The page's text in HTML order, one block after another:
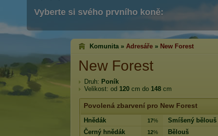
Vyberte si svého prvního koně:
Komunita » Adresáře » New Forest
New Forest
Druh: Poník
Velikost: od 120 cm do 148 cm
Povolená zbarvení pro New Forest
Hnědák 17%
Smíšený bělouš
Černý hnědák
12%
Bělouš